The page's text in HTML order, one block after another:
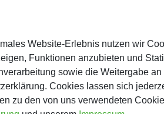
Katalog
Versand
Zahlung
Website-Erlebnis nutzen wir
Funktionen anzubieten und
sowie die Weitergabe
Cookies lassen sich
zu den von uns verwendeten